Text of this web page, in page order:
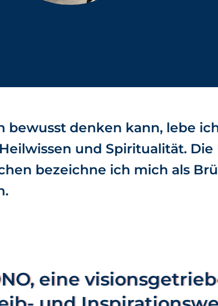
bewusst denken kann, lebe
und Spiritualität.
bezeichne ich mich als
eine